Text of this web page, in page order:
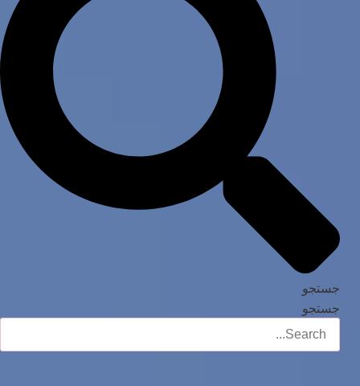
جستجو
جستجو